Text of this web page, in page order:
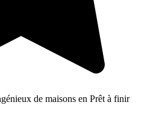
de maisons en Prêt à finir